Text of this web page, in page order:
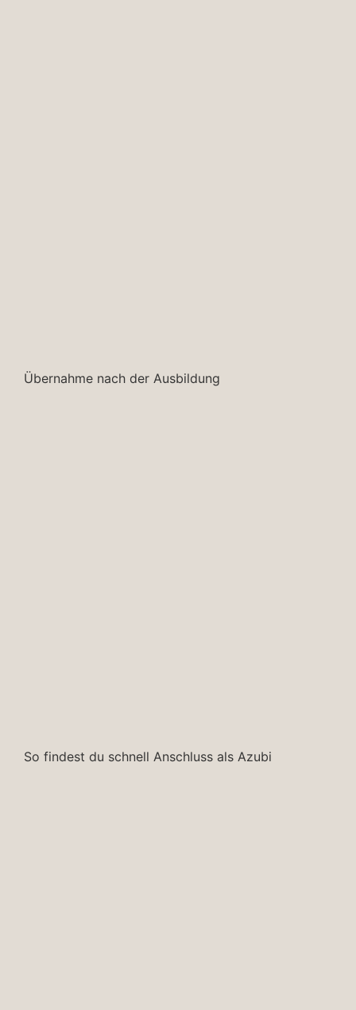
Übernahme nach der Ausbildung
So findest du schnell Anschluss als Azubi